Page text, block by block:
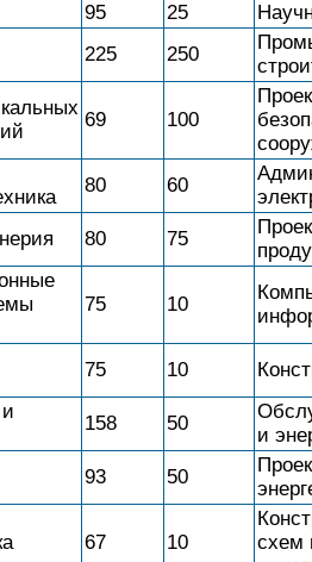
95 25
225 250
69 100
80 60
80 75
75 10
75 10
158 50
и
93 50
67 10
схем